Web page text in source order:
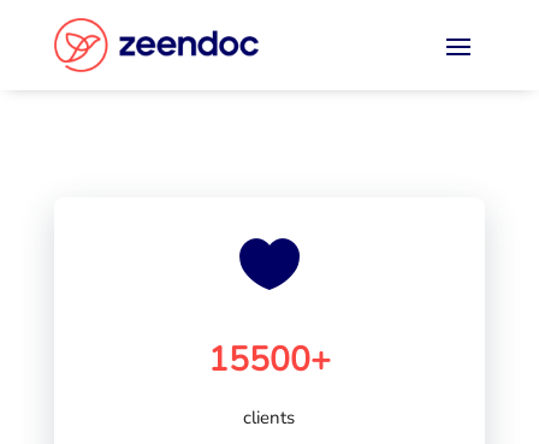

15500+
clients
Panneau de gestion des cookies